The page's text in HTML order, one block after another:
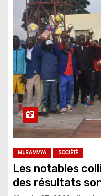
MURAMVYA SOCIÉTÉ
Les notables
des résultats